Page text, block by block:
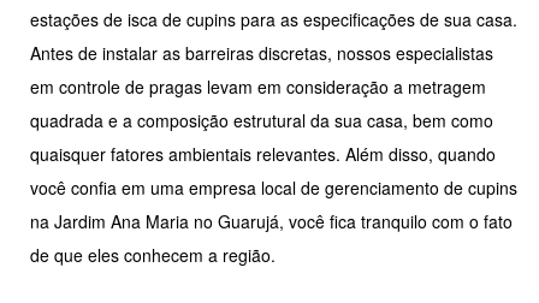
estações de isca de cupins para as especificações de sua casa.
Antes de instalar as barreiras discretas, nossos especialistas
em controle de pragas levam em consideração a metragem
quadrada e a composição estrutural da sua casa, bem como
quaisquer fatores ambientais relevantes. Além disso, quando
você confia em uma empresa local de gerenciamento de cupins
na Jardim Ana Maria no Guarujá, você fica tranquilo com o fato
de que eles conhecem a região.